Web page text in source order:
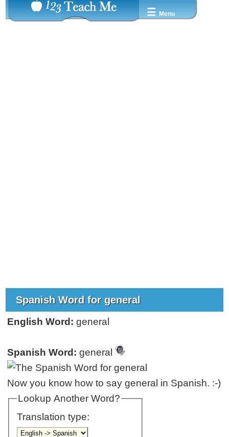
☰ Menu
Spanish Word for general
English Word: general
Spanish Word: general
Now you know how to say general in Spanish. :-)
Lookup Another Word?
Translation type: